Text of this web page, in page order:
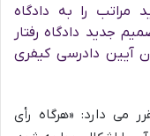
مراتب را به دادگاه
جدید دادگاه رفتار
مبتنی بر ماده ۴۹۷ قانون آیین دادرسی کیفری
مقرر می دارد: «هرگاه رأی